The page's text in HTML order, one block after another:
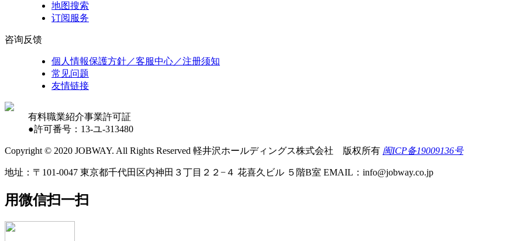
地图搜索
订阅服务
咨询反馈
個人情報保護方針／客服中心／注册须知
常见问题
友情链接
有料職業紹介事業許可証
●許可番号：13-ユ-313480
Copyright © 2020 JOBWAY. All Rights Reserved 軽井沢ホールディングス株式会社 版权所有 闽ICP备19009136号
地址：〒101-0047 東京都千代田区内神田３丁目２２−４ 花喜久ビル ５階B室 EMAIL： info@jobway.co.jp
用微信扫一扫